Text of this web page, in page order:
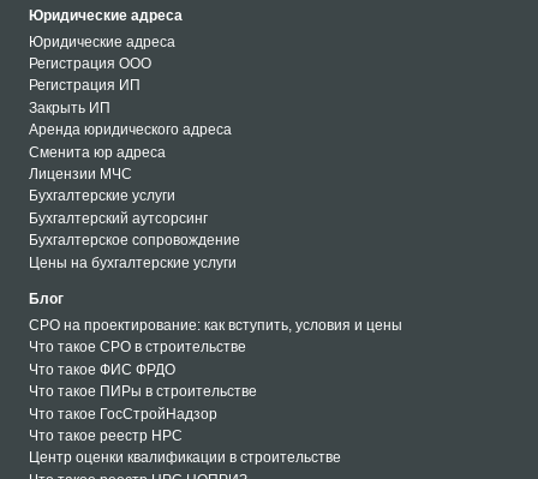
Юридические адреса
Юридические адреса
Регистрация ООО
Регистрация ИП
Закрыть ИП
Аренда юридического адреса
Сменита юр адреса
Лицензии МЧС
Бухгалтерские услуги
Бухгалтерский аутсорсинг
Бухгалтерское сопровождение
Цены на бухгалтерские услуги
Блог
СРО на проектирование: как вступить, условия и цены
Что такое СРО в строительстве
Что такое ФИС ФРДО
Что такое ПИРы в строительстве
Что такое ГосСтройНадзор
Что такое реестр НРС
Центр оценки квалификации в строительстве